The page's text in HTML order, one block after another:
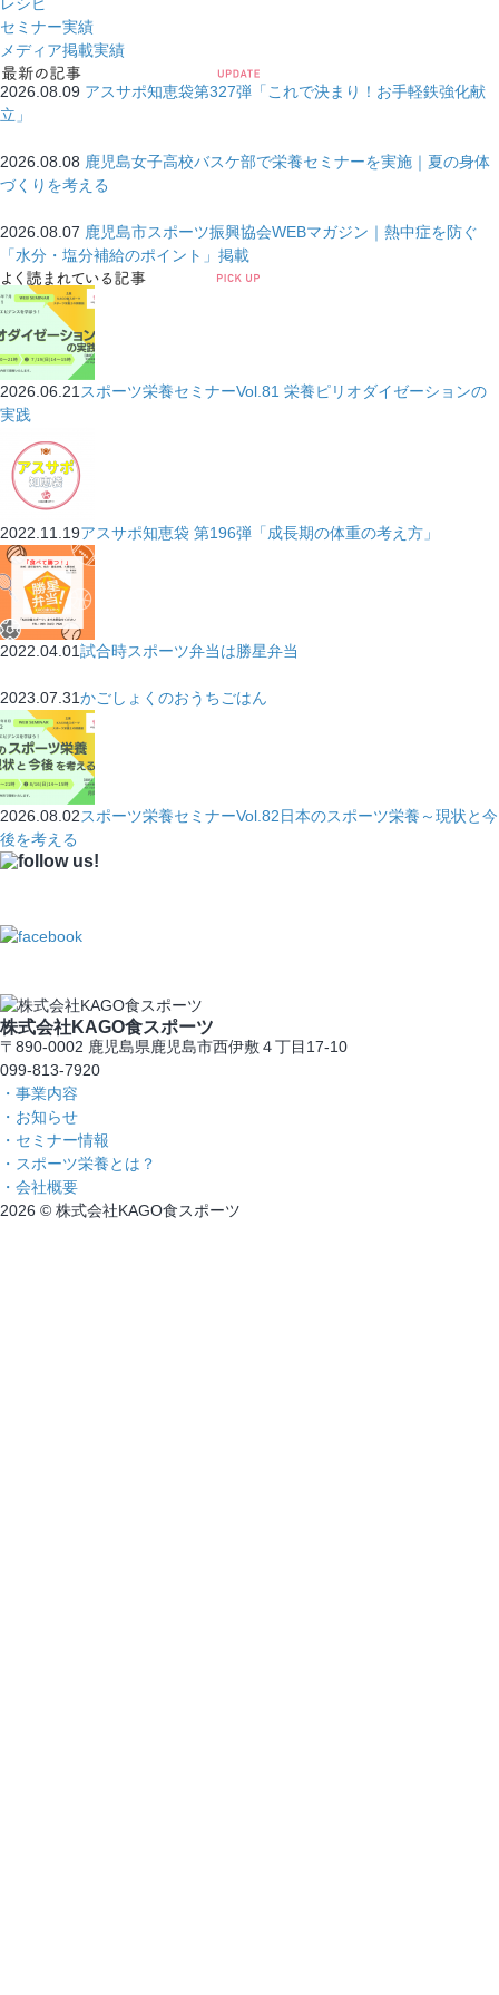
セミナー実績
メディア掲載実績
2026.08.09 アスサポ知恵袋第327弾「これで決まり！お手軽鉄強化献
立」
2026.08.08 鹿児島女子高校バスケ部で栄養セミナーを実施｜夏の身体
づくりを考える
2026.08.07 鹿児島市スポーツ振興協会WEBマガジン｜熱中症を防ぐ
「水分・塩分補給のポイント」掲載
2026.06.21 スポーツ栄養セミナーVol.81 栄養ピリオダイゼーションの
実践
2022.11.19アスサポ知恵袋 第196弾「成長期の体重の考え方」
2022.04.01試合時スポーツ弁当は勝星弁当
2023.07.31かごしょくのおうちごはん
2026.08.02スポーツ栄養セミナーVol.82日本のスポーツ栄養～現状と今
後を考える
株式会社KAGO食スポーツ
〒890-0002 鹿児島県鹿児島市西伊敷４丁目17-10
099-813-7920
・事業内容
・お知らせ
・セミナー情報
・スポーツ栄養とは？
・会社概要
2026 © 株式会社KAGO食スポーツ